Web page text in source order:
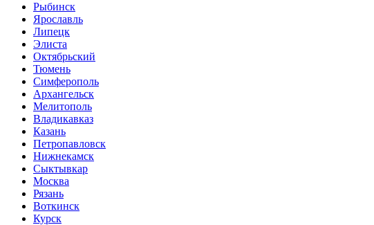
Рыбинск
Ярославль
Липецк
Элиста
Октябрьский
Тюмень
Симферополь
Архангельск
Мелитополь
Владикавказ
Казань
Петропавловск
Нижнекамск
Сыктывкар
Москва
Рязань
Воткинск
Курск